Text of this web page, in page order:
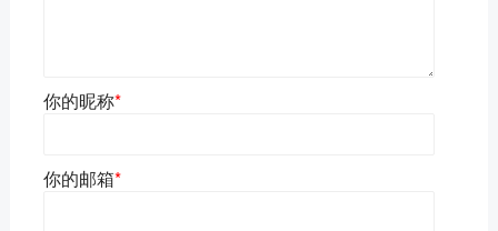
你的昵称*
你的邮箱*